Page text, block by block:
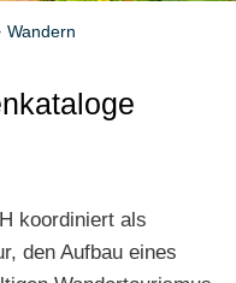
Wandern
koordiniert als
den Aufbau eines